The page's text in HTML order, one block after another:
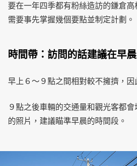
要在一年四季都有粉絲造訪的鎌倉高
需要事先掌握幾個要點並制定計劃。
時間帶：訪問的話建議在早晨
早上６～９點之間相對較不擁擠，因
９點之後車輛的交通量和觀光客都會
的照片，建議瞄準早晨的時間段。